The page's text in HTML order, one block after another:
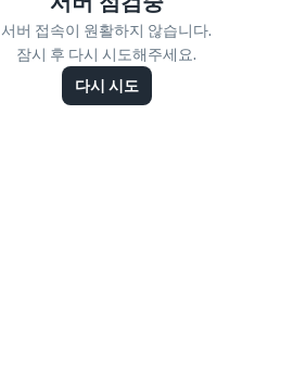
서버 접속이 원활하지 않습니다.
잠시 후 다시 시도해주세요.
다시 시도